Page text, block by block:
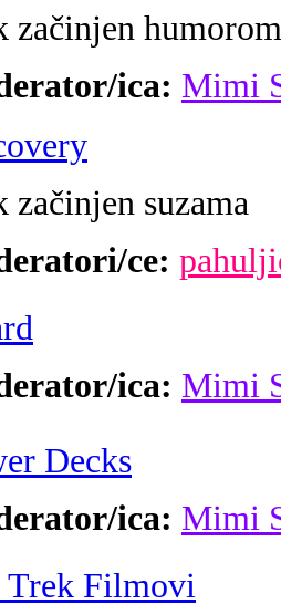
začinjen humorom
ica: Mimi
začinjen suzama
ce:
ica: Mimi
Decks
ica: Mimi
Trek Filmovi